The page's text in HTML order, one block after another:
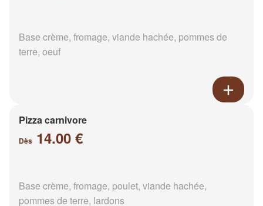
Base crème, fromage, viande hachée, pommes de
terre, oeuf
Pizza carnivore
Dès 14.00 €
Base crème, fromage, poulet, viande hachée,
pommes de terre, lardons